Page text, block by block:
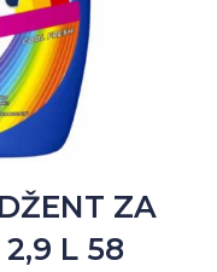
ZA
2,9 L 58